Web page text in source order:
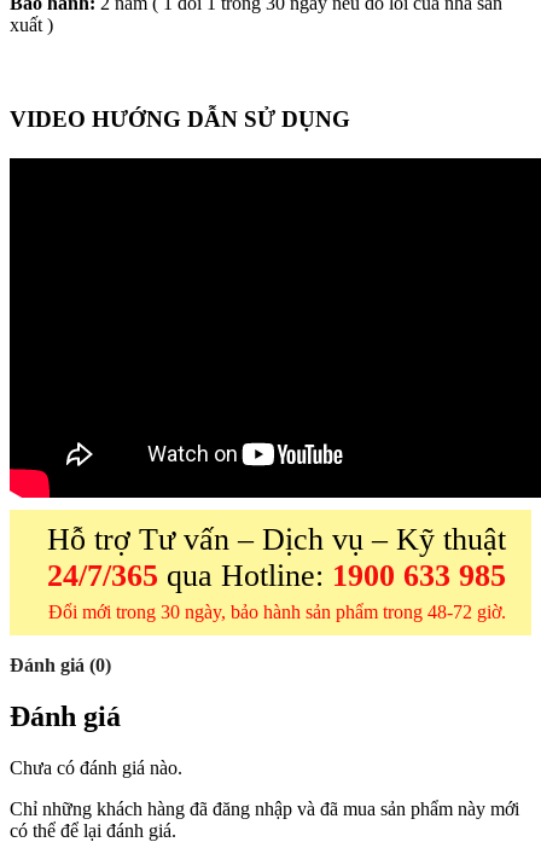
xuất )
VIDEO HƯỚNG DẪN SỬ DỤNG
Hỗ trợ Tư vấn – Dịch vụ – Kỹ thuật
24/7/365 qua Hotline: 1900 633 985
Đổi mới trong 30 ngày, bảo hành sản phẩm trong 48-72 giờ.
Đánh giá (0)
Đánh giá
Chưa có đánh giá nào.
Chỉ những khách hàng đã đăng nhập và đã mua sản phẩm này mới
có thể để lại đánh giá.